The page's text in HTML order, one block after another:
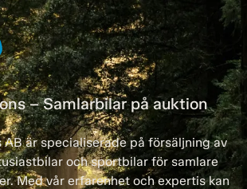
– Samlarbilar på auktion
är specialiserade på försäljning av
och sportbilar för samlare
Med vår erfarenhet och expertis kan